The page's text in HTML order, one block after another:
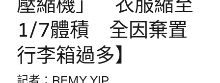
伊美戰爭
黎智英案
正本清源•黎智英案
美西媒體謊言實錄
宏福火災
宏福‧革新
港聞
1/7體積　全因棄置
行李箱過多】